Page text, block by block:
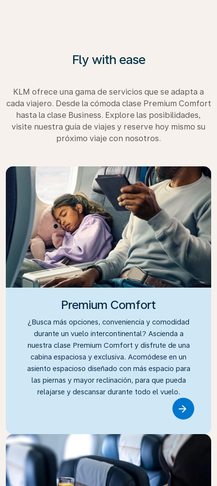
Fly with ease
KLM ofrece una gama de servicios que se adapta a
cada viajero. Desde la cómoda clase Premium Comfort
hasta la clase Business. Explore las posibilidades,
visite nuestra guía de viajes y reserve hoy mismo su
próximo viaje con nosotros.
Premium Comfort
¿Busca más opciones, conveniencia y comodidad
durante un vuelo intercontinental? Ascienda a
nuestra clase Premium Comfort y disfrute de una
cabina espaciosa y exclusiva. Acomódese en un
asiento espacioso diseñado con más espacio para
las piernas y mayor reclinación, para que pueda
relajarse y descansar durante todo el vuelo.